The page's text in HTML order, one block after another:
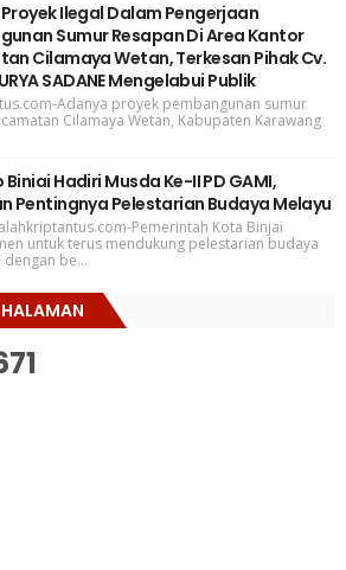
Ilegal Dalam Pengerjaan
Sumur Resapan Di Area Kantor
Cilamaya Wetan, Terkesan Pihak Cv.
SADANE Mengelabui Publik
Adanya proyek pembangunan sumur
Cilamaya Wetan, Kabupaten Karawang
Hadiri Musda Ke-II PD GAMI,
Pentingnya Pelestarian Budaya Melayu
Pemerintah Kota Binjai
untuk terus mendukung pelestarian budaya
be...